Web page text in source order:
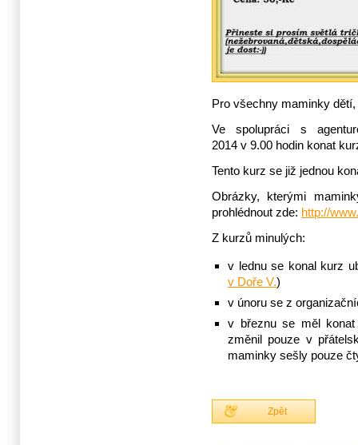
Pro všechny maminky
Ve spolupráci s
2014 v 9.00 hodin konat
Tento kurz se již jednou
Obrázky, kterými
prohlédnout zde: http://
Z kurzů minulých:
v lednu se konal kurz
v Doře V.)
v únoru se z
v březnu se měl konat
změnil pouze v
maminky sešly pouze
Zpět